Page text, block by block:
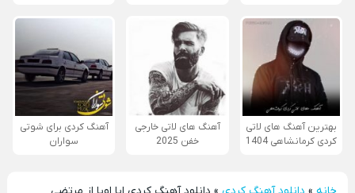
بهترین آهنگ های لاتی
کردی کرمانشاهی 1404
آهنگ های لاتی خارجی
خفن 2025
آهنگ کردی برای شوتی
سواران